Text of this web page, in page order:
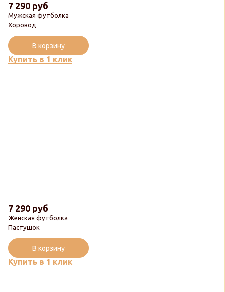
Мужская футболка
Хоровод
7 290 руб
Купить в 1 клик
В корзину
Женская футболка
Пастушок
7 290 руб
Купить в 1 клик
В корзину